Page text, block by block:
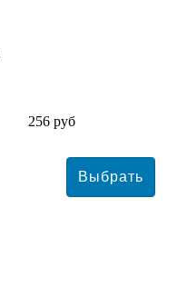
256 руб